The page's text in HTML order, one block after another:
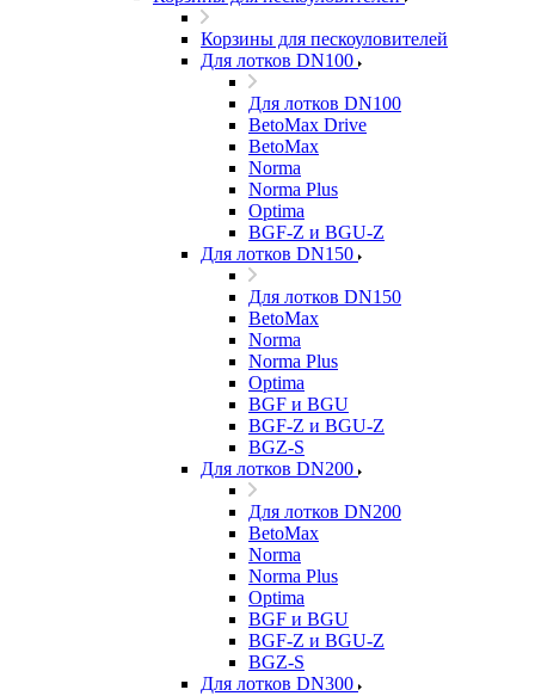
Корзины для пескоуловителей
Для лотков DN100
Для лотков DN100
BetoMax Drive
BetoMax
Norma
Norma Plus
Optima
BGF-Z и BGU-Z
Для лотков DN150
Для лотков DN150
BetoMax
Norma
Norma Plus
Optima
BGF и BGU
BGF-Z и BGU-Z
BGZ-S
Для лотков DN200
Для лотков DN200
BetoMax
Norma
Norma Plus
Optima
BGF и BGU
BGF-Z и BGU-Z
BGZ-S
Для лотков DN300